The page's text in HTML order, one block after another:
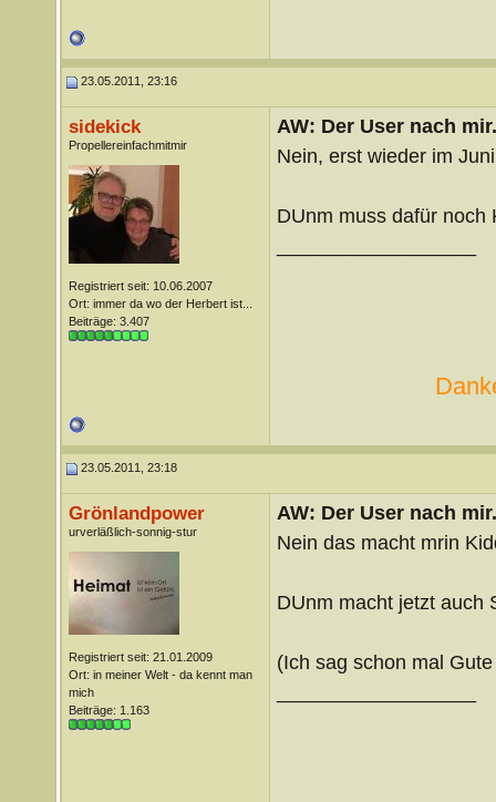
23.05.2011, 23:16
sidekick
Propellereinfachmitmir
Registriert seit: 10.06.2007
Ort: immer da wo der Herbert ist...
Beiträge: 3.407
AW: Der User nach
Nein, erst wieder im
DUnm muss dafür noch
23.05.2011, 23:18
Grönlandpower
urverläßlich-sonnig-stur
Registriert seit: 21.01.2009
Ort: in meiner Welt - da kennt man
mich
Beiträge: 1.163
AW: Der User nach
Nein das macht mrin
DUnm macht jetzt auch
(Ich sag schon mal